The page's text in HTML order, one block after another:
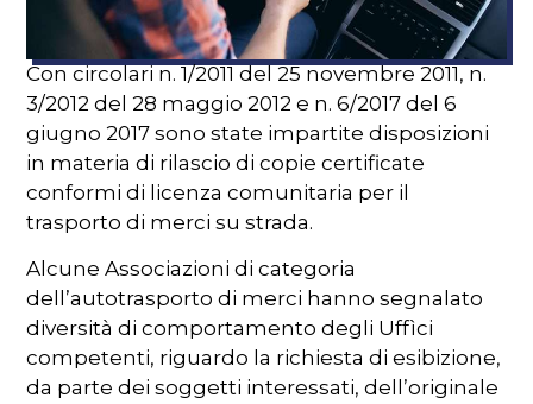
Con circolari n. 1/2011 del 25 novembre 2011, n.
3/2012 del 28 maggio 2012 e n. 6/2017 del 6
giugno 2017 sono state impartite disposizioni
in materia di rilascio di copie certificate
conformi di licenza comunitaria per il
trasporto di merci su strada.
Alcune Associazioni di categoria
dell’autotrasporto di merci hanno segnalato
diversità di comportamento degli Uffìci
competenti, riguardo la richiesta di esibizione,
da parte dei soggetti interessati, dell’originale